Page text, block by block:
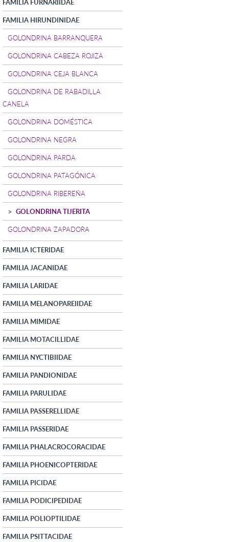
FAMILIA FURNARIIDAE
FAMILIA HIRUNDINIDAE
GOLONDRINA BARRANQUERA
GOLONDRINA CABEZA ROJIZA
GOLONDRINA CEJA BLANCA
GOLONDRINA DE RABADILLA
CANELA
GOLONDRINA DOMÉSTICA
GOLONDRINA NEGRA
GOLONDRINA PARDA
GOLONDRINA PATAGÓNICA
GOLONDRINA RIBEREÑA
GOLONDRINA TIJERITA
GOLONDRINA ZAPADORA
FAMILIA ICTERIDAE
FAMILIA JACANIDAE
FAMILIA LARIDAE
FAMILIA MELANOPAREIIDAE
FAMILIA MIMIDAE
FAMILIA MOTACILLIDAE
FAMILIA NYCTIBIIDAE
FAMILIA PANDIONIDAE
FAMILIA PARULIDAE
FAMILIA PASSERELLIDAE
FAMILIA PASSERIDAE
FAMILIA PHALACROCORACIDAE
FAMILIA PHOENICOPTERIDAE
FAMILIA PICIDAE
FAMILIA PODICIPEDIDAE
FAMILIA POLIOPTILIDAE
FAMILIA PSITTACIDAE